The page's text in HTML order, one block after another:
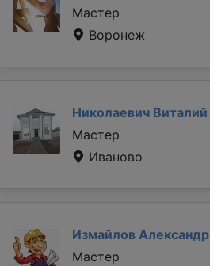
Мастер
Воронеж
Николаевич Виталий
Мастер
Иваново
Измайлов Александр
Мастер